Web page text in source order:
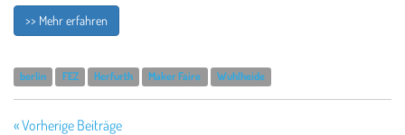
>> Mehr erfahren
berlin FEZ Herfurth Maker Faire Wuhlheide
« Vorherige Beiträge